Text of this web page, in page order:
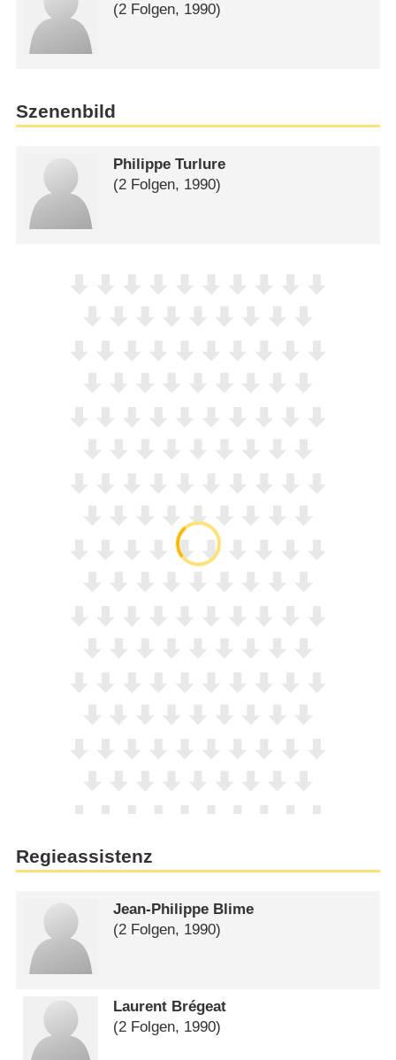
(2 Folgen, 1990)
Szenenbild
Philippe Turlure
(2 Folgen, 1990)
Regieassistenz
Jean-Philippe Blime
(2 Folgen, 1990)
Laurent Brégeat
(2 Folgen, 1990)